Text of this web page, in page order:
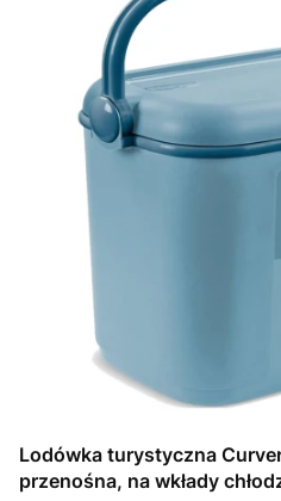
Lodówka turystyczna
przenośna, na wkłady